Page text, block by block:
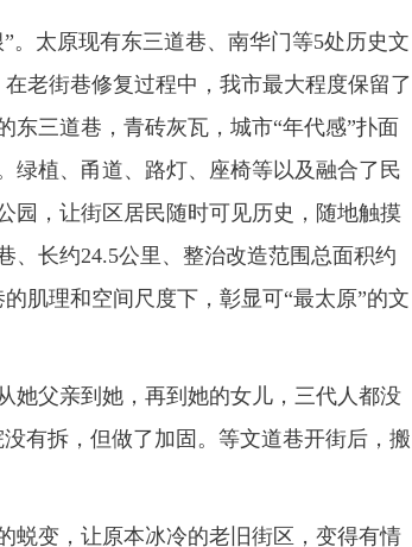
太原现有东三道巷、南华门等5处历史文
老街巷修复过程中，我市最大程度保留了
东三道巷，青砖灰瓦，城市“年代感”扑面
绿植、甬道、路灯、座椅等以及融合了民
园，让街区居民随时可见历史，随地触摸
、长约24.5公里、整治改造范围总面积约
肌理和空间尺度下，彰显可“最太原”的文
父亲到她，再到她的女儿，三代人都没
有拆，但做了加固。等文道巷开街后，搬
变，让原本冰冷的老旧街区，变得有情